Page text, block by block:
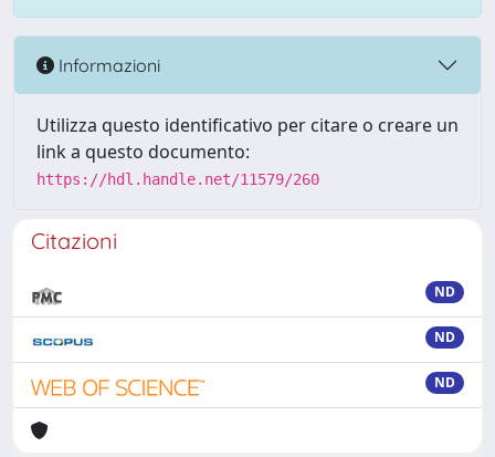
Informazioni
Utilizza questo identificativo per citare o creare un
link a questo documento:
https://hdl.handle.net/11579/260
Citazioni
ND
ND
ND